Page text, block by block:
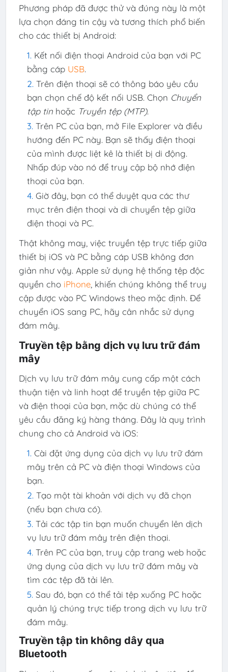
Phương pháp đã được thử và đúng này là một
lựa chọn đáng tin cậy và tương thích phổ biến
cho các thiết bị Android:
Kết nối điện thoại Android của bạn với PC
bằng cáp USB.
Trên điện thoại sẽ có thông báo yêu cầu
bạn chọn chế độ kết nối USB. Chọn Chuyển
tập tinhoặc Truyền tệp (MTP).
Trên PC của bạn, mở File Explorer và điều
hướng đến PC này. Bạn sẽ thấy điện thoại
của mình được liệt kê là thiết bị di động.
Nhấp đúp vào nó để truy cập bộ nhớ điện
thoại của bạn.
Giờ đây, bạn có thể duyệt qua các thư
mục trên điện thoại và di chuyển tệp giữa
điện thoại và PC.
Thật không may, việc truyền tệp trực tiếp giữa
thiết bị iOS và PC bằng cáp USB không đơn
giản như vậy. Apple sử dụng hệ thống tệp độc
quyền cho iPhone, khiến chúng không thể truy
cập được vào PC Windows theo mặc định. Để
chuyển iOS sang PC, hãy cân nhắc sử dụng
đám mây.
Truyền tệp bằng dịch vụ lưu trữ đám
mây
Dịch vụ lưu trữ đám mây cung cấp một cách
thuận tiện và linh hoạt để truyền tệp giữa PC
và điện thoại của bạn, mặc dù chúng có thể
yêu cầu đăng ký hàng tháng. Đây là quy trình
chung cho cả Android và iOS:
Cài đặt ứng dụng của dịch vụ lưu trữ đám
mây trên cả PC và điện thoại Windows của
bạn.
Tạo một tài khoản với dịch vụ đã chọn
(nếu bạn chưa có).
Tải các tập tin bạn muốn chuyển lên dịch
vụ lưu trữ đám mây trên điện thoại.
Trên PC của bạn, truy cập trang web hoặc
ứng dụng của dịch vụ lưu trữ đám mây và
tìm các tệp đã tải lên.
Sau đó, bạn có thể tải tệp xuống PC hoặc
quản lý chúng trực tiếp trong dịch vụ lưu trữ
đám mây.
Truyền tập tin không dây qua
Bluetooth